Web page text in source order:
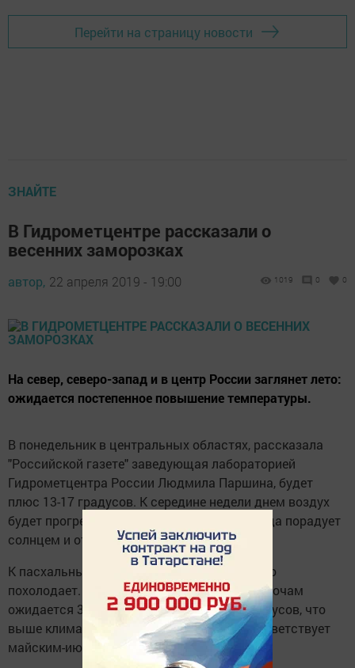
Перейти на страницу новости
ЗНАЙТЕ
В Гидрометцентре рассказали о
весенних заморозках
автор, 22 апреля 2019 - 19:00 1019 0 0
На север, северо-запад и в центр России заглянет лето:
ожидается постепенное повышение температуры.
В понедельник в центральных областях, рассказала
"Российской газете" заведующая лабораторией
Гидрометцентра России Людмила Паршина, будет
плюс 13-17 градусов. К середине недели днем воздух
будет прогреваться до 16-21 градуса. Погода порадует
солнцем и отсутствием осадков.
К пасхальным выходным, впрочем, немного
похолодает. Есть вероятность дождей. По ночам
ожидается 3-8 тепла. Днем до плюс 19 градусов, что
выше климатической нормы и больше соответствует
майским-июньским значениям.